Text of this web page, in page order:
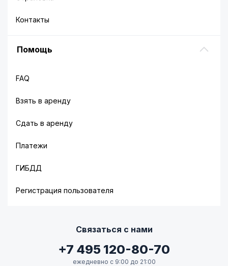
Контакты
Помощь
FAQ
Взять в аренду
Сдать в аренду
Платежи
ГИБДД
Регистрация пользователя
Связаться с нами
+7 495 120-80-70
ежедневно с 9:00 до 21:00